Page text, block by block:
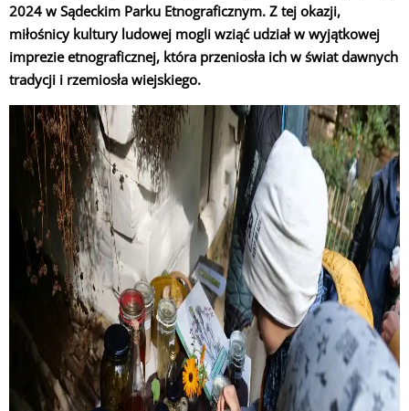
2024 w Sądeckim Parku Etnograficznym. Z tej okazji,
miłośnicy kultury ludowej mogli wziąć udział w wyjątkowej
imprezie etnograficznej, która przeniosła ich w świat dawnych
tradycji i rzemiosła wiejskiego.